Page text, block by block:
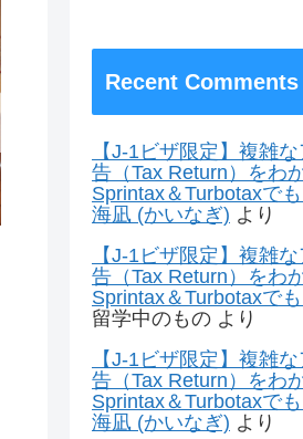
Recent Comments
【J-1ビザ限定】複雑
告（Tax Return）をわ
Sprintax＆Turbotaxで
海凪 (かいなぎ) より
【J-1ビザ限定】複雑
告（Tax Return）をわ
Sprintax＆Turbotaxで
留学中のもの より
【J-1ビザ限定】複雑
告（Tax Return）をわ
Sprintax＆Turbotaxで
海凪 (かいなぎ) より